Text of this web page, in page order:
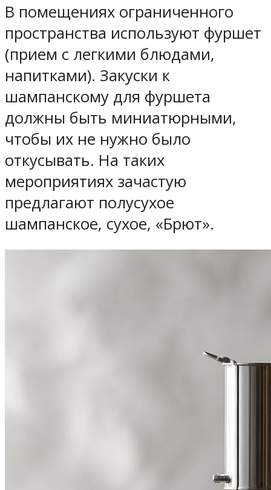
В помещениях ограниченного
пространства используют фуршет
(прием с легкими блюдами,
напитками). Закуски к
шампанскому для фуршета
должны быть миниатюрными,
чтобы их не нужно было
откусывать. На таких
мероприятиях зачастую
предлагают полусухое
шампанское, сухое, «Брют».